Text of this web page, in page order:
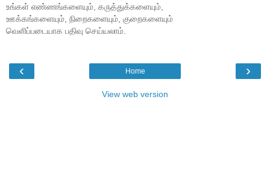
உங்கள் எண்ணங்களையும், கருத்துக்களையும்,
ஊக்கங்களையும், நிறைகளையும், குறைகளையும்
வெளிப்படையாக பதிவு செய்யலாம்.
‹ ›
Home
View web version